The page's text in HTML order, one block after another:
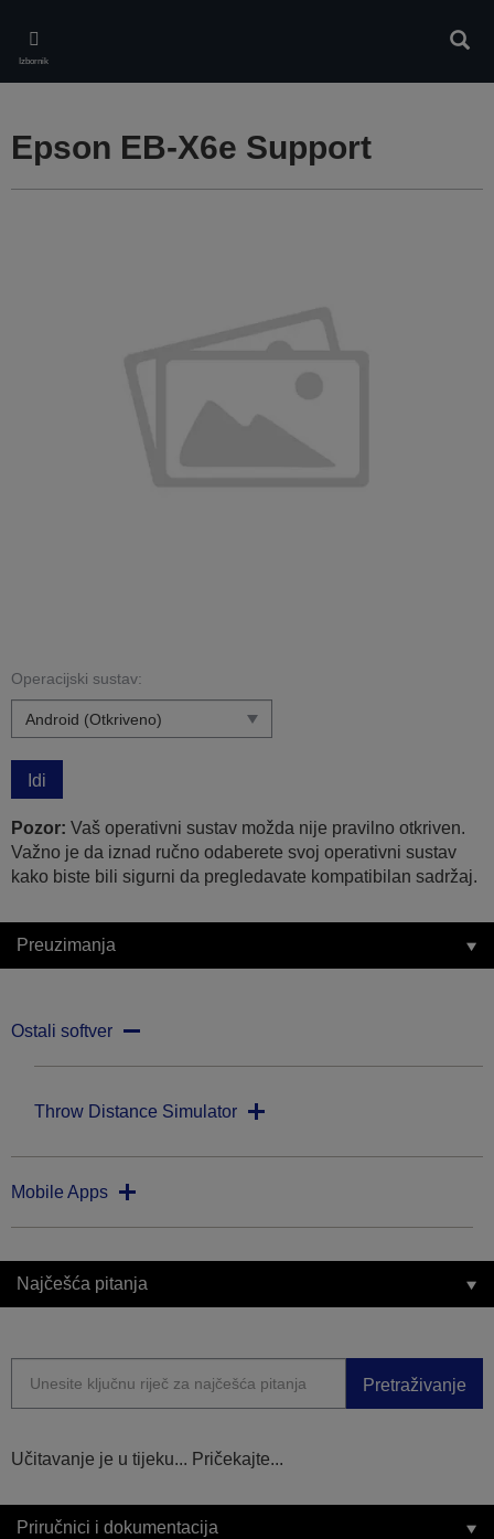
main
content
Izbornik
Epson EB-X6e Support
Operacijski sustav:
Idi
Pozor: Vaš operativni sustav možda nije pravilno otkriven.
Važno je da iznad ručno odaberete svoj operativni sustav
kako biste bili sigurni da pregledavate kompatibilan sadržaj.
Preuzimanja
Ostali softver
Throw Distance Simulator
Mobile Apps
Najčešća pitanja
Pretraživanje
Učitavanje je u tijeku... Pričekajte...
Priručnici i dokumentacija